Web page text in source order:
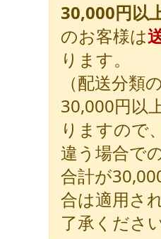
30,000円以
のお客様は
ります。
（配送分類
30,000円以
りますので
違う場合で
合計が
合は適用さ
了承くださ